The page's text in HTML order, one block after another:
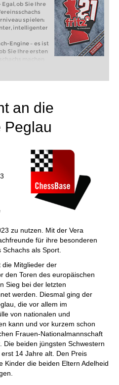
ob Sie Ihre
spielen:
intelligenter
Engine – es ist
Sie Ihre ersten
machen
Mit
und
an die
Peglau
zu nutzen. Mit der Vera
für ihre besonderen
als Sport.
die Mitglieder der
den Toren des europäischen
Sieg bei der letzten
werden. Diesmal ging der
die vor allem im
von nationalen und
kann und vor kurzem schon
Frauen-Nationalmannschaft
Die beiden jüngsten Schwestern
14 Jahre alt. Den Preis
Kinder die beiden Eltern Adelheid